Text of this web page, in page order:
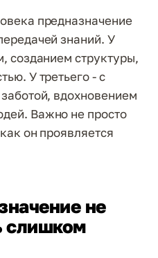
предназначение
знаний. У
созданием структуры,
У третьего - с
вдохновением
Важно не просто
он проявляется
не
слишком